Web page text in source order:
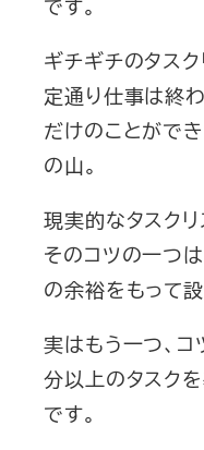
ギチギチのタスク
定通り仕事は終
だけのことがで
の山。
現実的なタスクリ
そのコツの一つ
の余裕をもって
実はもう一つ、コ
分以上のタスク
です。